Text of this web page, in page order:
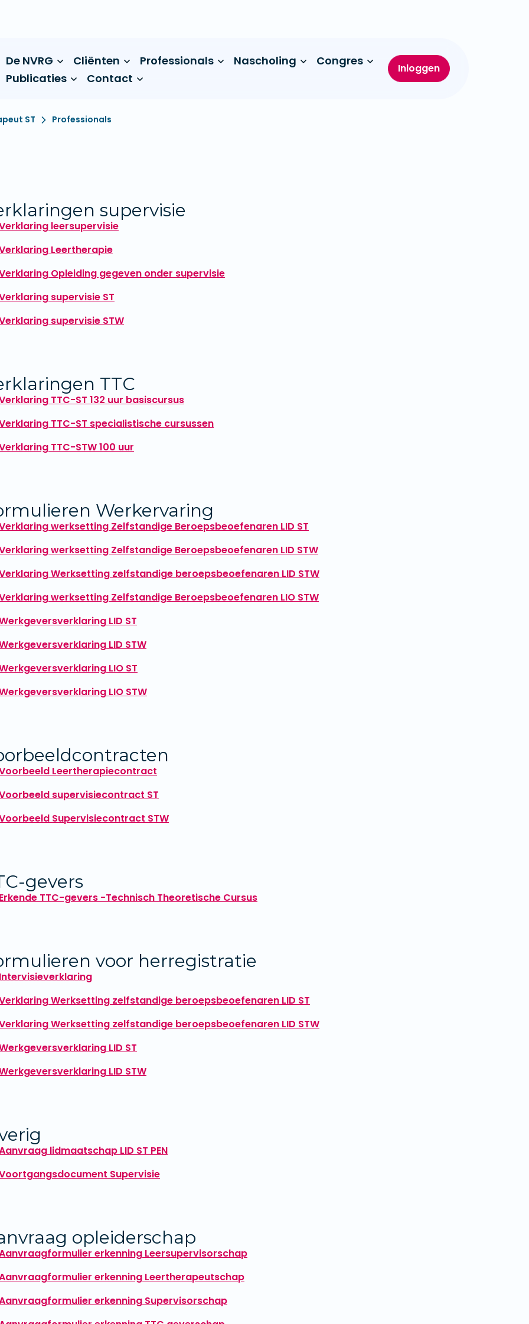
De NVRG Cliënten Professionals Nascholing
Congres
Publicaties
Contact
Inloggen
ST Professionals
supervisie
leersupervisie
Leertherapie
Opleiding gegeven onder supervisie
supervisie ST
supervisie STW
TTC
TTC-ST 132 uur basiscursus
TTC-ST specialistische cursussen
TTC-STW 100 uur
Werkervaring
werksetting Zelfstandige Beroepsbeoefenaren LID ST
werksetting Zelfstandige Beroepsbeoefenaren LID STW
Werksetting zelfstandige beroepsbeoefenaren LID STW
werksetting Zelfstandige Beroepsbeoefenaren LIO STW
LID ST
LID STW
LIO ST
LIO STW
Leertherapiecontract
supervisiecontract ST
Supervisiecontract STW
gevers
TTC-gevers -Technisch Theoretische Cursus
voor herregistratie
Werksetting zelfstandige beroepsbeoefenaren LID ST
Werksetting zelfstandige beroepsbeoefenaren LID STW
LID ST
LID STW
lidmaatschap LID ST PEN
Supervisie
opleiderschap
erkenning Leersupervisorschap
erkenning Leertherapeutschap
erkenning Supervisorschap